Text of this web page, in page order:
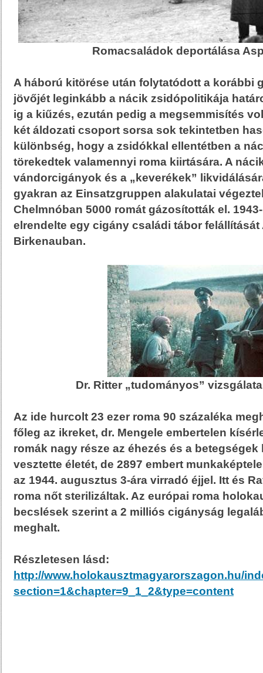
Romacsaládok deportálása
A háború kitörése után folytatódott a korábbi
jövőjét leginkább a nácik zsidópolitikája
ig a kiűzés, ezután pedig a megsemmisítés
két áldozati csoport sorsa sok tekintetben
különbség, hogy a zsidókkal ellentétben a
törekedtek valamennyi roma kiirtására. A
vándorcigányok és a „keverékek”
gyakran az Einsatzgruppen alakulatai
Chelmnóban 5000 romát gázosították el.
elrendelte egy cigány családi tábor felállítását
Birkenauban.
Dr. Ritter „tudományos”
Az ide hurcolt 23 ezer roma 90 százaléka
főleg az ikreket, dr. Mengele embertelen
romák nagy része az éhezés és a
vesztette életét, de 2897 embert
az 1944. augusztus 3-ára virradó éjjel. Itt és
roma nőt sterilizáltak. Az európai roma
becslések szerint a 2 milliós cigányság
meghalt.
Részletesen lásd:
http://www.holokausztmagyarorszagon.hu/
section=1&chapter=9_1_2&type=content